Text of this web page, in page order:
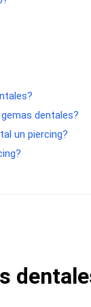
dentales?
un piercing?